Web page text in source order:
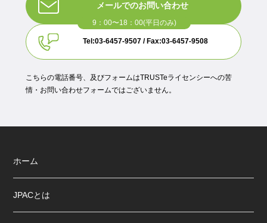
メールでのお問い合わせ
Tel:03-6457-9507 / Fax:03-6457-9508
こちらの電話番号、及びフォームはTRUSTeライセンシーへの苦
情・お問い合わせフォームではございません。
ホーム
JPACとは